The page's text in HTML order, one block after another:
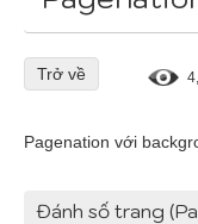
Trở về
Pagenation với
Đánh số trang